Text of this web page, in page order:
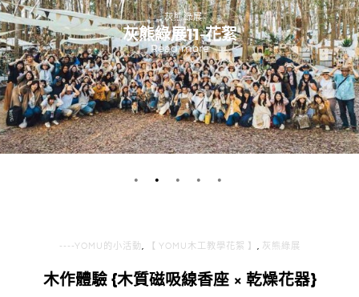
D
e
s
i
.
{藤編桌|邊桌|沙發邊桌|
矮桌|穿鞋椅-裸色款}
Read more
----YOMU的小活動, 【 YOMU木工教學花絮 】 , 灰熊綠展
木作體驗 {木質磁吸線香座 × 乾燥花器}